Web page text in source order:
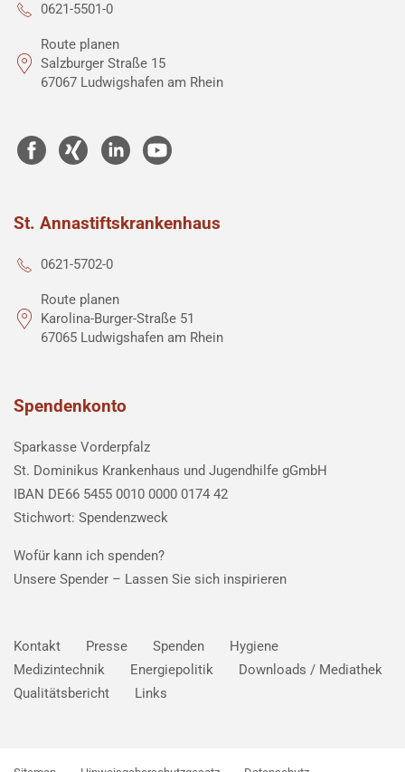
0621-5501-0
Route planen
Salzburger Straße 15
67067 Ludwigshafen am Rhein
St. Annastiftskrankenhaus
0621-5702-0
Route planen
Karolina-Burger-Straße 51
67065 Ludwigshafen am Rhein
Spendenkonto
Sparkasse Vorderpfalz
St. Dominikus Krankenhaus und Jugendhilfe gGmbH
IBAN DE66 5455 0010 0000 0174 42
Stichwort: Spendenzweck
Wofür kann ich spenden?
Unsere Spender – Lassen Sie sich inspirieren
Kontakt Presse Spenden
Hygiene
Medizintechnik
Energiepolitik
Downloads / Mediathek
Qualitätsbericht
Links